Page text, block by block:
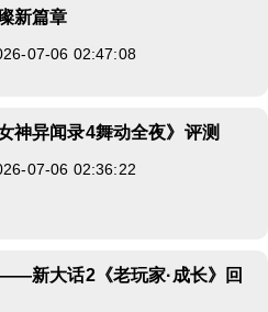
新篇章
07-06 02:47:08
神异闻录4舞动全夜》评测
07-06 02:36:22
新大话2《老玩家·成长》回